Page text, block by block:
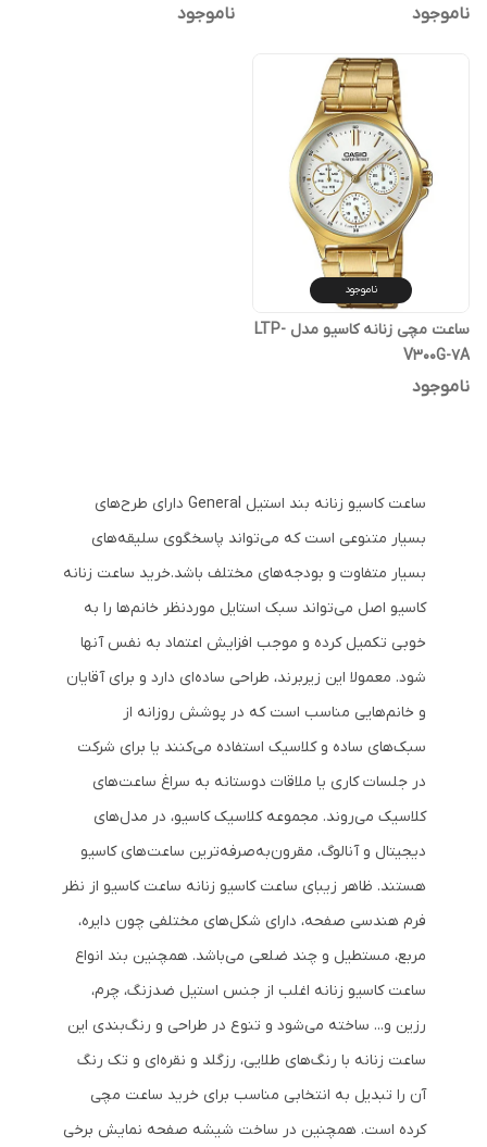
پوزیترون
ناموجود ناموجود
ناموجود
ساعت مچی زنانه کاسیو مدل LTP-
V300G-7A
ناموجود
ساعت کاسیو زنانه بند استیل General دارای طرح‌های
بسیار متنوعی است که می‌تواند پاسخگوی سلیقه‌های
بسیار متفاوت و بودجه‌های مختلف باشد.خرید ساعت زنانه
کاسیو اصل می‌تواند سبک استایل موردنظر خانم‌ها را به
خوبی تکمیل کرده و موجب افزایش اعتماد به نفس آنها
شود. معمولا این زیربرند، طراحی ساده‌ای دارد و برای آقایان
و خانم‌هایی مناسب است که در پوشش روزانه از
سبک‌های ساده و کلاسیک استفاده می‌کنند یا برای شرکت
در جلسات کاری یا ملاقات دوستانه به سراغ ساعت‌های
کلاسیک می‌روند. مجموعه کلاسیک کاسیو، در مدل‌های
دیجیتال و آنالوگ، مقرون‌به‌صرفه‌ترین ساعت‌های کاسیو
هستند. ظاهر زیبای ساعت کاسیو زنانه ساعت‌ کاسیو از نظر
فرم هندسی صفحه، دارای شکل‌های مختلفی چون دایره،
مربع، مستطیل و چند ضلعی می‌باشد. همچنین بند انواع
ساعت کاسیو زنانه اغلب از جنس استیل ضدزنگ، چرم،
رزین و... ساخته می‌شود و تنوع در طراحی و رنگ‌بندی این
ساعت زنانه با رنگ‌های طلایی، رزگلد و نقره‌ای و تک رنگ
آن را تبدیل به انتخابی مناسب برای خرید ساعت مچی
کرده است. همچنین در ساخت شیشه صفحه نمایش برخی